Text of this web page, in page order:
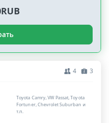
4 3
Toyota Camry, VW Passat, Toyota
Fortuner, Chevrolet Suburban и
т.п.